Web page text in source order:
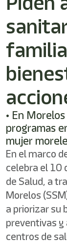
activates
screen
to
help
you
navigate
interact
the
content.
• En
programas
mujer
En el marco
celebra el 10
de Salud, a
Morelos
a priorizar su
preventivas
centros de